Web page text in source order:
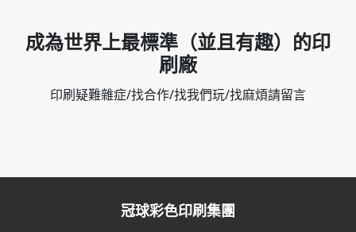
成為世界上最標準（並且有趣）的印
刷廠
印刷疑難雜症/找合作/找我們玩/找麻煩請留言
冠球彩色印刷集團